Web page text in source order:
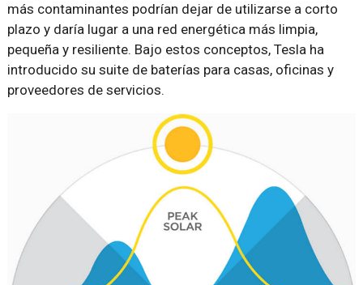
más contaminantes podrían dejar de utilizarse a corto
plazo y daría lugar a una red energética más limpia,
pequeña y resiliente. Bajo estos conceptos, Tesla ha
introducido su suite de baterías para casas, oficinas y
proveedores de servicios.